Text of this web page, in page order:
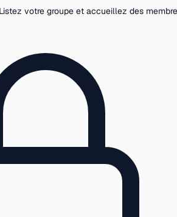
votre groupe et accueillez des